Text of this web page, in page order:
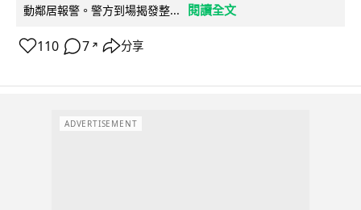
動鄰居報警。警方到場揭發整...
閱讀全文
110 7 ↗ 分享
ADVERTISEMENT